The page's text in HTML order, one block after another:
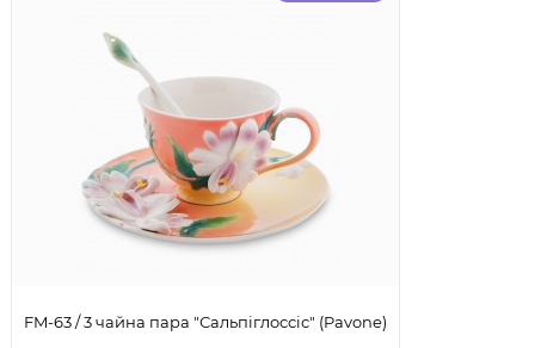
FM-63 / 3 чайна пара "Сальпіглоссіс" (Pavone)